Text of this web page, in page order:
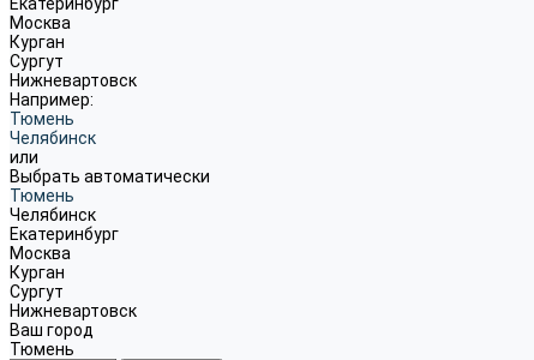
Москва
Курган
Сургут
Нижневартовск
Например:
Тюмень
Челябинск
или
Выбрать автоматически
Тюмень
Челябинск
Екатеринбург
Москва
Курган
Сургут
Нижневартовск
Ваш город
Тюмень